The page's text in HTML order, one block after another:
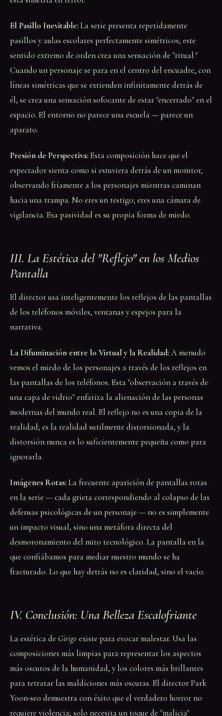
El Pasillo Inevitable:La serie presenta repetidamente
pasillos y aulas escolares perfectamente simétricos; este
sentido extremo de orden crea una sensación de "ritual."
Cuando un personaje se para en el centro del encuadre, con
líneas simétricas que se extienden infinitamente detrás de
él, se crea una sensación sofocante de estar "encerrado" en el
espacio. El entorno no parece una escuela — parece un
aparato.
Presión de Perspectiva:Esta composición hace que el
espectador sienta como si estuviera detrás de un monitor,
observando fríamente a los personajes mientras caminan
hacia una trampa. No eres un testigo; eres una cámara de
vigilancia. Esa pasividad es su propia forma de miedo.
III. La Estética del "Reflejo" en los Medios
Pantalla
El director usa inteligentemente los reflejos de las pantallas
de los teléfonos móviles, ventanas y espejos para la
narrativa.
La Difuminación entre lo Virtual y la Realidad:A menudo
vemos el miedo de los personajes a través de los reflejos en
las pantallas de los teléfonos. Esta "observación a través de
una capa de vidrio" enfatiza la alienación de las personas
modernas del mundo real. El reflejo no es una copia de la
realidad; es la realidad sutilmente distorsionada, y la
distorsión nunca es lo suficientemente pequeña como para
ignorarla.
Imágenes Rotas:La frecuente aparición de pantallas rotas
en la serie — cada grieta correspondiendo al colapso de las
defensas psicológicas de un personaje — no es simplemente
un impacto visual, sino una metáfora directa del
desmoronamiento del mito tecnológico. La pantalla en la
que confiábamos para mediar nuestro mundo se ha
fracturado. Lo que hay detrás no es claridad, sino el vacío.
IV. Conclusión: Una Belleza Escalofriante
La estética de Girigoexiste para evocar malestar. Usa las
composiciones más limpias para representar los aspectos
más oscuros de la humanidad, y los colores más brillantes
para retratar las maldiciones más oscuras. El director Park
Yoon-seo demuestra con éxito que el verdadero horror no
requiere violencia; solo necesita un toque de "malicia"